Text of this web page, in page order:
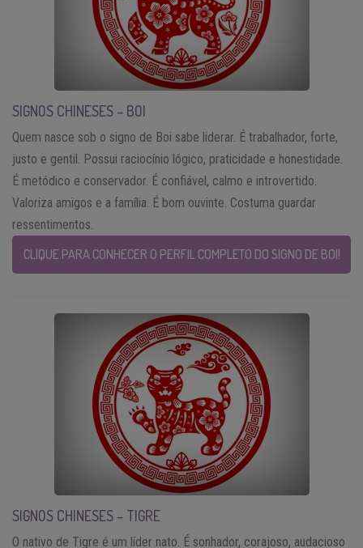
SIGNOS CHINESES – BOI
Quem nasce sob o signo de Boi sabe liderar. É trabalhador, forte,
justo e gentil. Possui raciocínio lógico, praticidade e honestidade.
É metódico e conservador. É confiável, calmo e introvertido.
Valoriza amigos e a família. É bom ouvinte. Costuma guardar
ressentimentos.
CLIQUE PARA CONHECER O PERFIL COMPLETO DO SIGNO DE BOI!
SIGNOS CHINESES – TIGRE
O nativo de Tigre é um líder nato. É sonhador, corajoso, audacioso